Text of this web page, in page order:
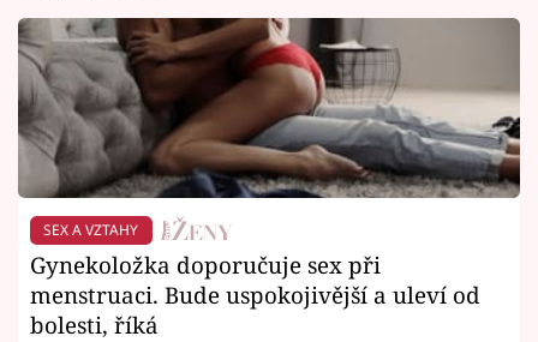
SEX A VZTAHY
Gynekoložka doporučuje sex při
menstruaci. Bude uspokojivější a uleví od
bolesti, říká